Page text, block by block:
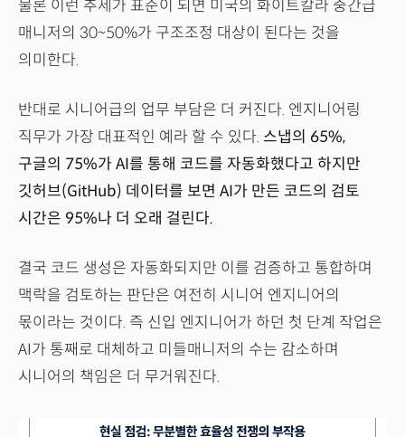
물론 이런 추세가 표준이 되면 미국의 화이트칼라 중간급
매니저의 30~50%가 구조조정 대상이 된다는 것을
의미한다.
반대로 시니어급의 업무 부담은 더 커진다. 엔지니어링
직무가 가장 대표적인 예라 할 수 있다. 스냅의 65%,
구글의 75%가 AI를 통해 코드를 자동화했다고 하지만
깃허브(GitHub) 데이터를 보면 AI가 만든 코드의 검토
시간은 95%나 더 오래 걸린다.
결국 코드 생성은 자동화되지만 이를 검증하고 통합하며
맥락을 검토하는 판단은 여전히 시니어 엔지니어의
몫이라는 것이다. 즉 신입 엔지니어가 하던 첫 단계 작업은
AI가 통째로 대체하고 미들매니저의 수는 감소하며
시니어의 책임은 더 무거워진다.